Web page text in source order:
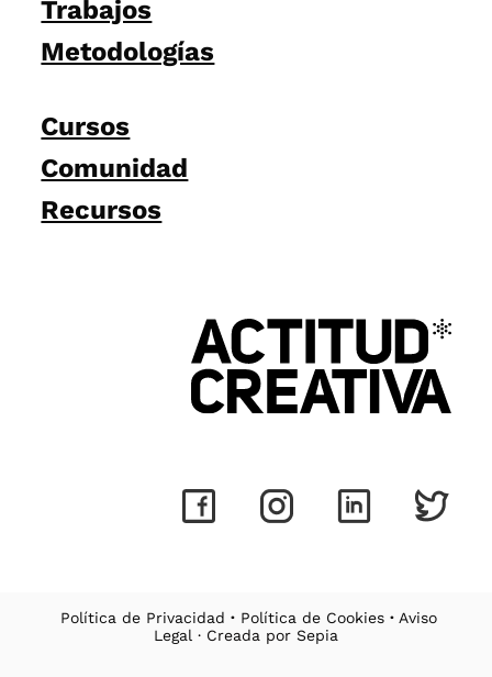
Trabajos
Metodologías
Cursos
Comunidad
Recursos
Política de Privacidad · Política de Cookies · Aviso
Legal · Creada por Sepia